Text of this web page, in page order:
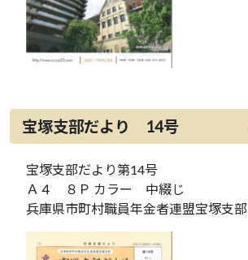
宝塚支部だより 14号
宝塚支部だより第14号
Ａ４ ８Ｐ カラー 中綴じ
兵庫県市町村職員年金者連盟宝塚支部